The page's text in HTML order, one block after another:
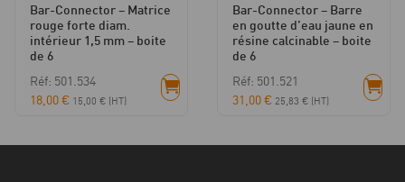
Bar-Connector – Matrice
rouge forte diam.
intérieur 1,5 mm – boite
de 6
Réf: 501.534
18,00€ 15,00 € (HT)
Bar-Connector – Barre
en goutte d’eau jaune en
résine calcinable – boite
de 6
Réf: 501.521
31,00€ 25,83 € (HT)